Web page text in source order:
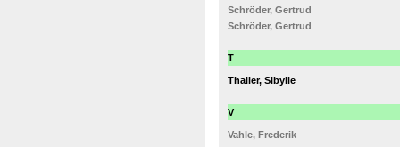
Schröder, Gertrud
Schröder, Gertrud
T
Thaller, Sibylle
V
Vahle, Frederik